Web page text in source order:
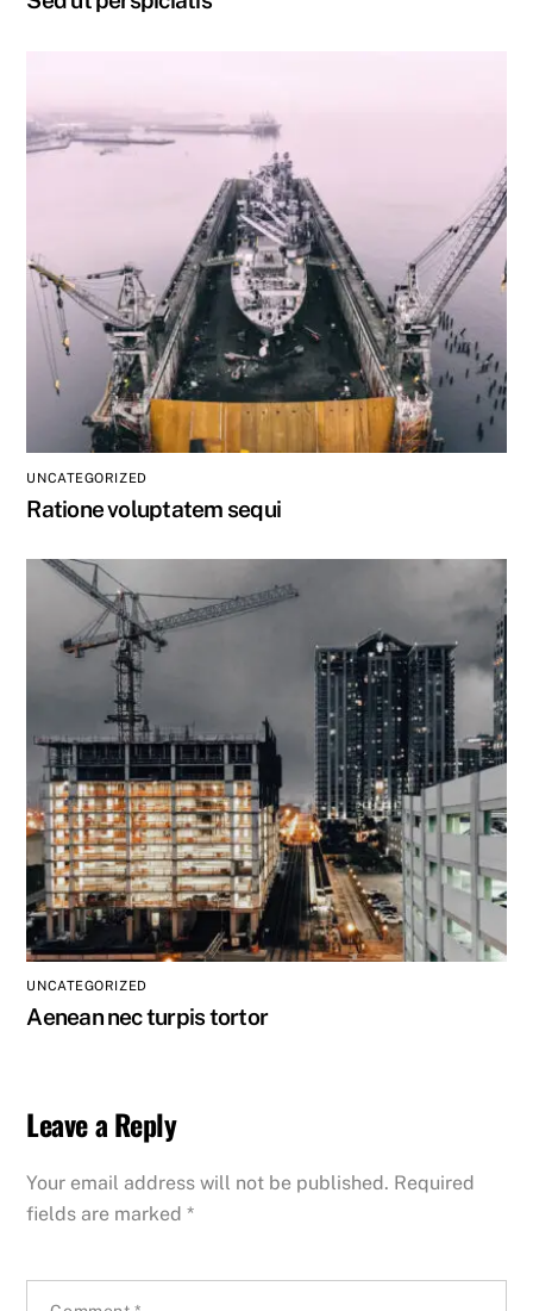
UNCATEGORIZED
Ratione voluptatem sequi
UNCATEGORIZED
Aenean nec turpis tortor
Leave a Reply
Your email address will not be published. Required
fields are marked*